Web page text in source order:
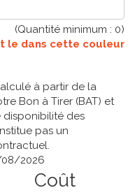
(Quantité minimum : 0)
le dans cette couleur
à partir de la
Bon à Tirer (BAT) et
disponibilité des
pas un
08/2026
Coût